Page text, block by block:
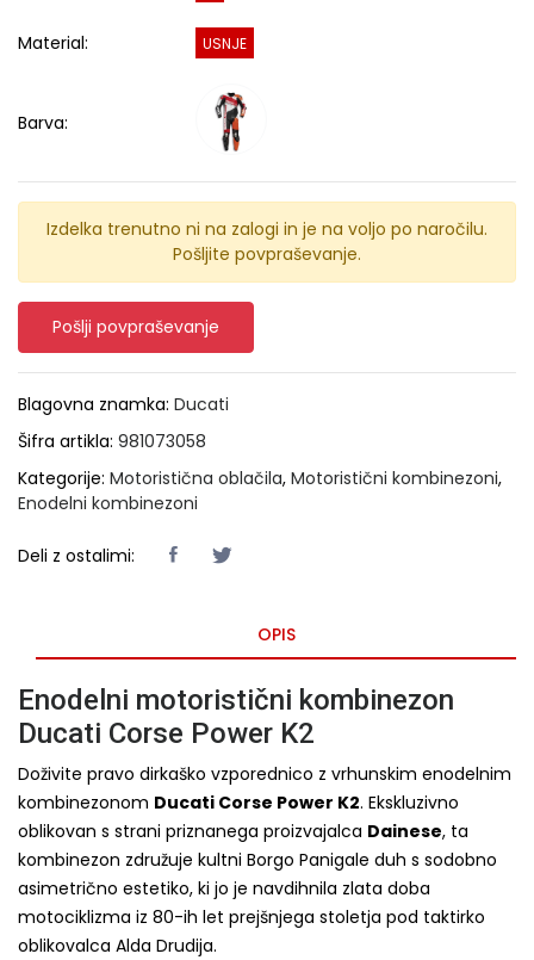
Material: USNJE
Barva:
Izdelka trenutno ni na zalogi in je na voljo po naročilu.
Pošljite povpraševanje.
Pošlji povpraševanje
Blagovna znamka: Ducati
Šifra artikla: 981073058
Kategorije: Motoristična oblačila, Motoristični kombinezoni,
Enodelni kombinezoni
Deli z ostalimi:
OPIS
Enodelni motoristični kombinezon
Ducati Corse Power K2
Doživite pravo dirkaško vzporednico z vrhunskim enodelnim
kombinezonom Ducati Corse Power K2. Ekskluzivno
oblikovan s strani priznanega proizvajalca Dainese, ta
kombinezon združuje kultni Borgo Panigale duh s sodobno
asimetrično estetiko, ki jo je navdihnila zlata doba
motociklizma iz 80-ih let prejšnjega stoletja pod taktirko
oblikovalca Alda Drudija.